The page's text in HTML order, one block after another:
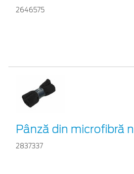
2646575
Pânză din microfibră
2837337